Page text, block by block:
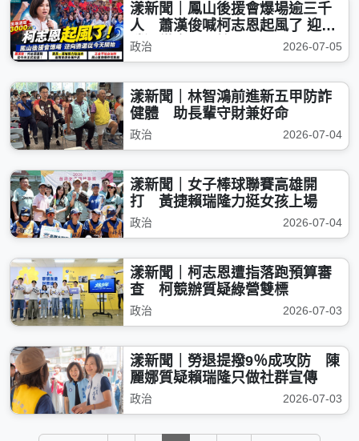
漾新聞｜鳳山後援會爆場逾三千
人 蕭漢俊喊柯志恩起風了 迎向
勝選從今天開始
政治 2026-07-05
漾新聞｜林智鴻前進新五甲防詐
健體 助長輩守財兼好命
政治 2026-07-04
漾新聞｜女子棒球聯賽高雄開
打 黃捷賴瑞隆力挺女孩上場
政治 2026-07-04
漾新聞｜柯志恩遭指落跑預算審
查 柯競辦質疑綠營雙標
政治 2026-07-03
漾新聞｜勞退提撥9％成攻防 陳
麗娜質疑賴瑞隆只做社群宣傳
政治 2026-07-03